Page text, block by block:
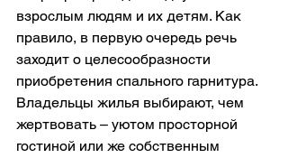
взрослым людям и их детям. Как
правило, в первую очередь речь
заходит о целесообразности
приобретения спального гарнитура.
Владельцы жилья выбирают, чем
жертвовать – уютом просторной
гостиной или же собственным